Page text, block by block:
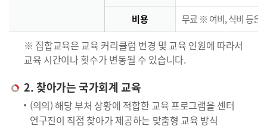
비용 무료 ※ 여비, 식비 등은
※ 집합교육은 교육 커리큘럼 변경 및 교육 인원에 따라서
교육 시간이나 횟수가 변동될 수 있습니다.
2. 찾아가는 국가회계 교육
(의의) 해당 부처 상황에 적합한 교육 프로그램을 센터
연구진이 직접 찾아가 제공하는 맞춤형 교육 방식